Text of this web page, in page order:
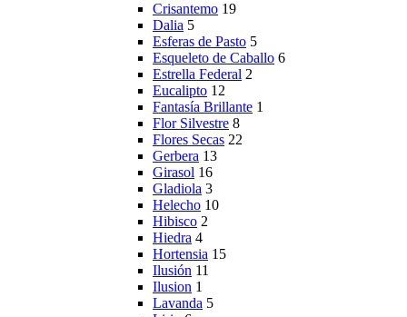
Crisantemo 19
Dalia 5
Esferas de Pasto 5
Esqueleto de Caballo 6
Estrella Federal 2
Eucalipto 12
Fantasía Brillante 1
Flor Silvestre 8
Flores Secas 22
Gerbera 13
Girasol 16
Gladiola 3
Helecho 10
Hibisco 2
Hiedra 4
Hortensia 15
Ilusión 11
Ilusion 1
Lavanda 5